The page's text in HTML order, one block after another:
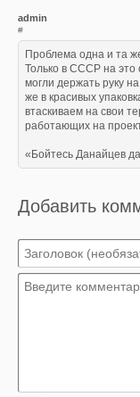
admin
#
Проблема одна и та
Только в СССР на это
могли держать руку
же в красивых
втаскиваем на свои
работающих на
«Бойтесь Данайцев
Добавить